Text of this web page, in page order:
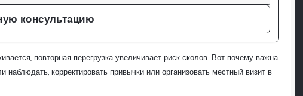
консультацию
повторная перегрузка увеличивает риск сколов. Вот почему важна
корректировать привычки или организовать местный визит в